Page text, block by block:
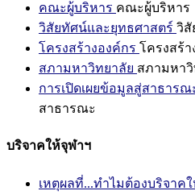
คณะผู้บริหาร คณะผู้บริหาร
วิสัยทัศน์และยุทธศาสตร์ วิสั
โครงสร้างองค์กร โครงสร้า
สภามหาวิทยาลัย สภามหา
การเปิดเผยข้อมูลสู่สาธารณ
สาธารณะ
บริจาคให้จุฬาฯ
เหตุผลที่...ทำไมต้องบริจาค